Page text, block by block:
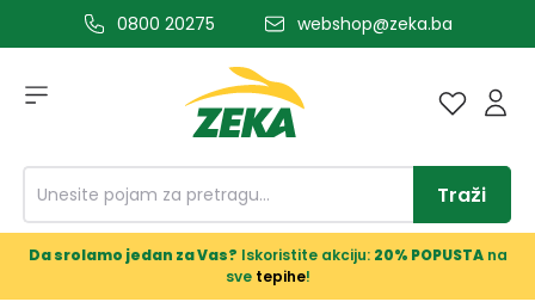
glavni sadržaj0800 20275 webshop@zeka.ba
Traži
Da srolamo jedan za Vas? Iskoristite akciju: 20% POPUSTAna
sve tepihe!